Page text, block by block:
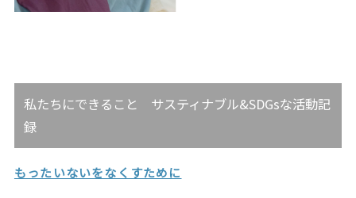
私たちにできること サスティナブル&SDGsな活動記
録
もったいないをなくすために